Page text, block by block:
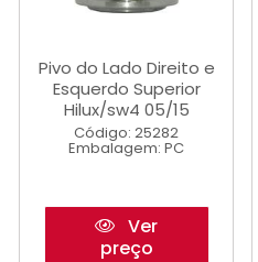
Pivo do Lado Direito e
Esquerdo Superior
Hilux/sw4 05/15
Código: 25282
Embalagem: PC
Ver
preço